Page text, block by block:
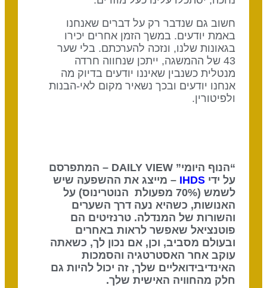
חשוב גם שנדבר רק על דברים שאנחנו
באמת יודעים. במשך הזמן אחרים יכירו
בגאונות שלנו, ונזכה להערכתם. בלי שער
43 של ההמשגה, ייתכן שנחווה חרדה
מנטלית כשנבין שאיננו יודעים בדיוק מה
אנחנו יודעים ובכך נשאיר מקום לאי-הבנות
ולפיטורין.
“הנוף היומי” DAILY VIEW – המתפרסם
על ידיIHDS – מייצג את ההשפעה שיש
לשמש (70% מפעולת הנוטרינוס) על
האנושות, כשהיא נעה דרך השערים
והשורות של המנדלה. טרנזיטים הם
פוטנציאל שאפשר לראות באחרים
ובעולם מסביב, וכן, אם נכון לך, כשאתה
עוקב אחר האסטרטגיה והסמכות
האינדיבידואליים שלך, זה יכול להיות גם
חלק מהחוויה האישית שלך.